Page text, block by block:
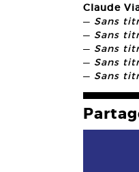
Claude
— Sans
— Sans
— Sans
— Sans
— Sans